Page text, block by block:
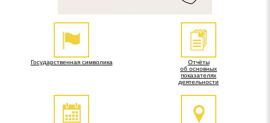
Государственная символика
Отчёты
об основных
показателях
деятельности